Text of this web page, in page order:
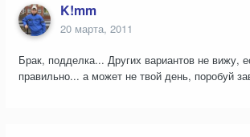
K!mm
20 марта, 2011
Брак, подделка... Других вариантов не вижу,
правильно... а может не твой день, поробуй